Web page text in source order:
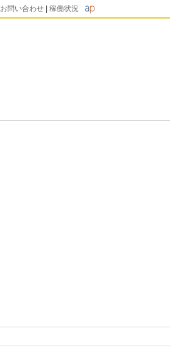
お問い合わせ 稼働状況